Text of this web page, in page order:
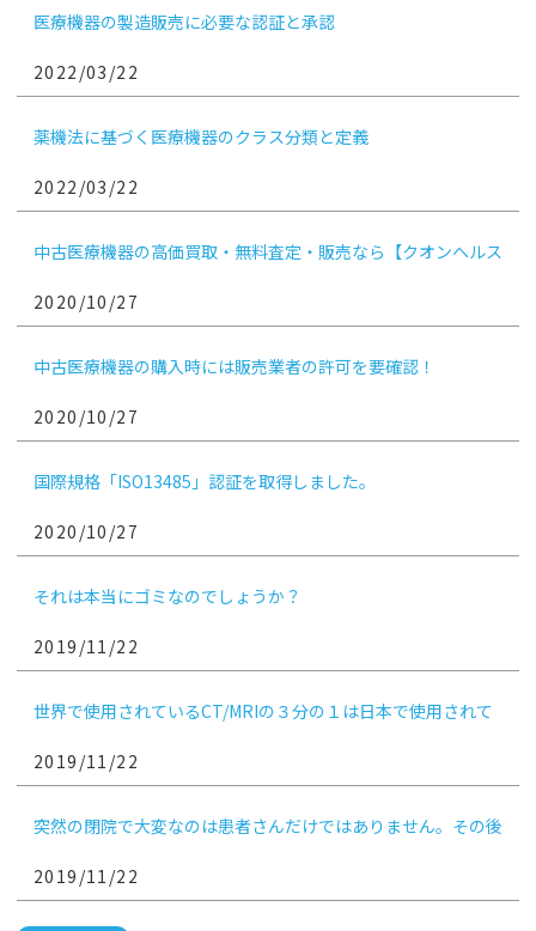
医療機器の製造販売に必要な認証と承認
2022/03/22
薬機法に基づく医療機器のクラス分類と定義
2022/03/22
中古医療機器の高価買取・無料査定・販売なら【クオンヘルス
2020/10/27
中古医療機器の購入時には販売業者の許可を要確認！
2020/10/27
国際規格「ISO13485」認証を取得しました。
2020/10/27
それは本当にゴミなのでしょうか？
2019/11/22
世界で使用されているCT/MRIの３分の１は日本で使用されて
2019/11/22
突然の閉院で大変なのは患者さんだけではありません。その後
2019/11/22